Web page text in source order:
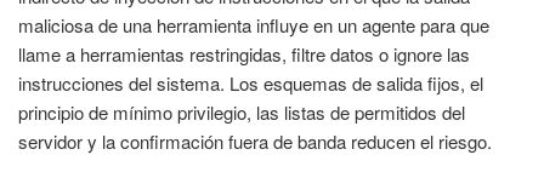
maliciosa de una herramienta influye en un agente para que
llame a herramientas restringidas, filtre datos o ignore las
instrucciones del sistema. Los esquemas de salida fijos, el
principio de mínimo privilegio, las listas de permitidos del
servidor y la confirmación fuera de banda reducen el riesgo.